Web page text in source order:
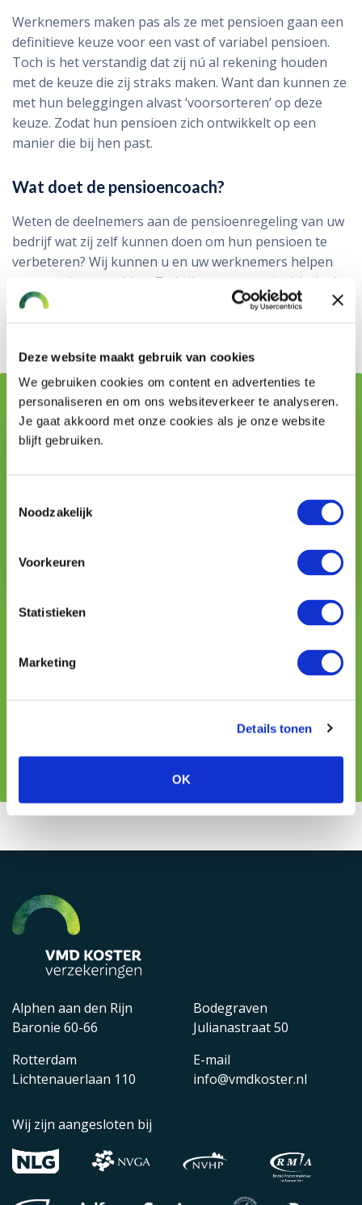
Deze website maakt gebruik van cookies
We gebruiken cookies om content en advertenties te
personaliseren en om ons websiteverkeer te analyseren.
Je gaat akkoord met onze cookies als je onze website
blijft gebruiken.
Noodzakelijk
Voorkeuren
Statistieken
Marketing
Details tonen
OK
Werknemers maken pas als ze met pensioen gaan een
definitieve keuze voor een vast of variabel pensioen.
Toch is het verstandig dat zij nú al rekening houden
met de keuze die zij straks maken. Want dan kunnen ze
met hun beleggingen alvast ‘voorsorteren’ op deze
keuze. Zodat hun pensioen zich ontwikkelt op een
manier die bij hen past.
Wat doet de pensioencoach?
Weten de deelnemers aan de pensioenregeling van uw
bedrijf wat zij zelf kunnen doen om hun pensioen te
verbeteren? Wij kunnen u en uw werknemers helpen
met pensioencoaching. Zo krijgen ze meer inzicht in de
kansen die er liggen en kunnen ze zelf handelen om
Geschreven door:
Jan Zwiers
088 044 5171
Alphen aan den Rijn
Baronie 60-66
Rotterdam
Lichtenauerlaan 110
Bodegraven
Julianastraat 50
E-mail
info@vmdkoster.nl
Wij zijn aangesloten bij